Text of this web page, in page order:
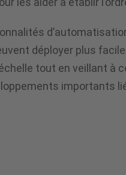
déployer plus
tout en veillant à
importants